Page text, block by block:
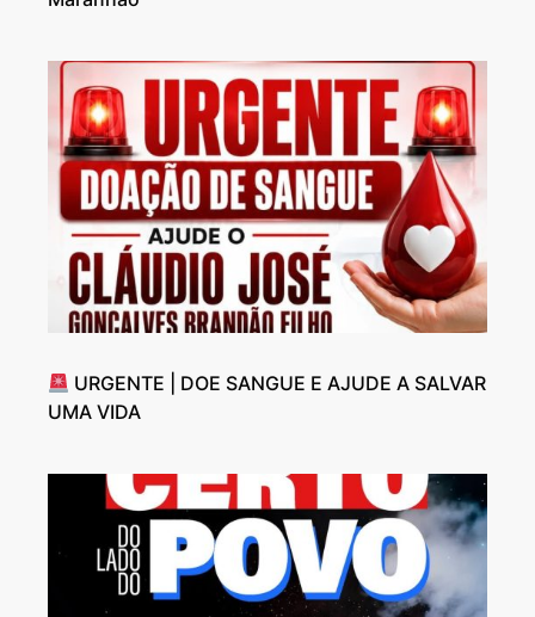
URGENTE | DOE SANGUE E AJUDE A SALVAR
UMA VIDA